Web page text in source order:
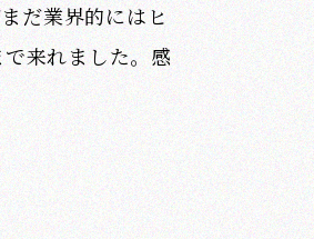
だ業界的にはヒ
来れました。感